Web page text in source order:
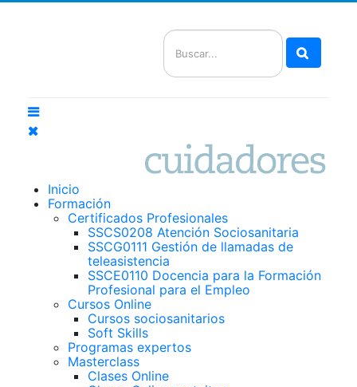
Inicio
Formación
Certificados Profesionales
SSCS0208 Atención Sociosanitaria
SSCG0111 Gestión de llamadas de
teleasistencia
SSCE0110 Docencia para la Formación
Profesional para el Empleo
Cursos Online
Cursos sociosanitarios
Soft Skills
Programas expertos
Masterclass
Clases Online